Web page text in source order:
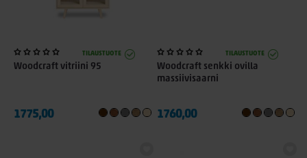
TILAUSTUOTE
Woodcraft vitriini 95
1775,00
TILAUSTUOTE
Woodcraft senkki ovilla
massiivisaarni
1760,00